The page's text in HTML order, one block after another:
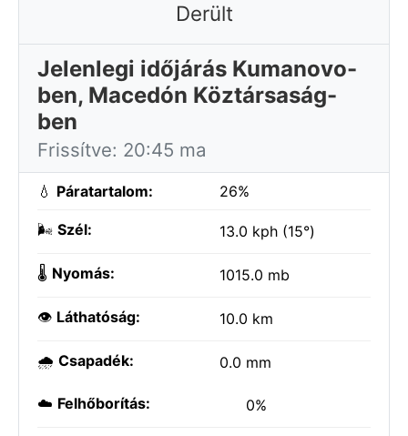
Derült
Jelenlegi időjárás Kumanovo-
ben, Macedón Köztársaság-
ben
Frissítve: 20:45 ma
💧 Páratartalom: 26%
🌬️ Szél: 13.0 kph (15°)
🌡️ Nyomás: 1015.0 mb
👁️ Láthatóság: 10.0 km
🌧️ Csapadék: 0.0 mm
☁️ Felhőborítás: 0%